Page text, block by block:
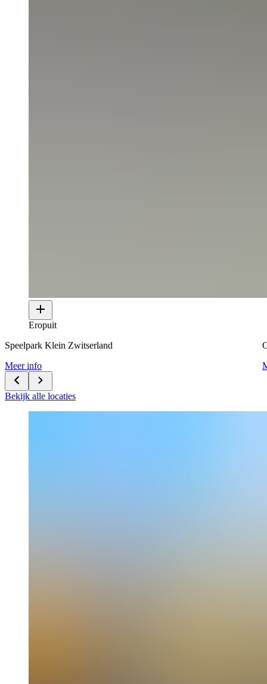
Eropuit
Speelpark Klein Zwitserland
Meer info
Bekijk alle locaties